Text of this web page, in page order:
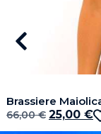
Brassiere
66,00€ 25,00 €